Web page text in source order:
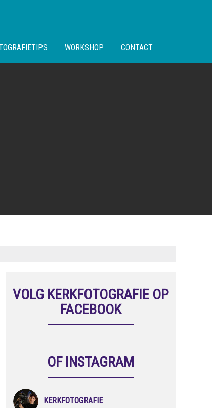
WORKSHOP CONTACT
VOLG KERKFOTOGRAFIE OP
FACEBOOK
OF INSTAGRAM
KERKFOTOGRAFIE